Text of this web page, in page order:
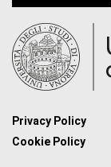
Privacy Policy
Cookie Policy